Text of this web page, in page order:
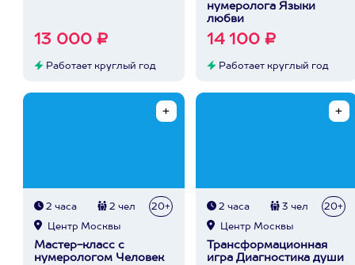
13 000 ₽
Работает круглый год
нумеролога Языки
любви
14 100 ₽
Работает круглый год
2 часа 2 чел 20+
Центр Москвы
Мастер-класс с
нумерологом Человек
2 часа 3 чел 20+
Центр Москвы
Трансформационная
игра Диагностика души